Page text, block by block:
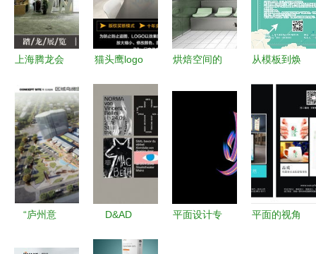
上海腾龙会
以设计与匠
心，点亮每
一次品牌亮
相
猫头鹰logo
识设计全攻
略 从创意
到商业应用
烘焙空间的
从模板到焕
限可能
“庐州意
D&AD
平面设计专
平面的视角